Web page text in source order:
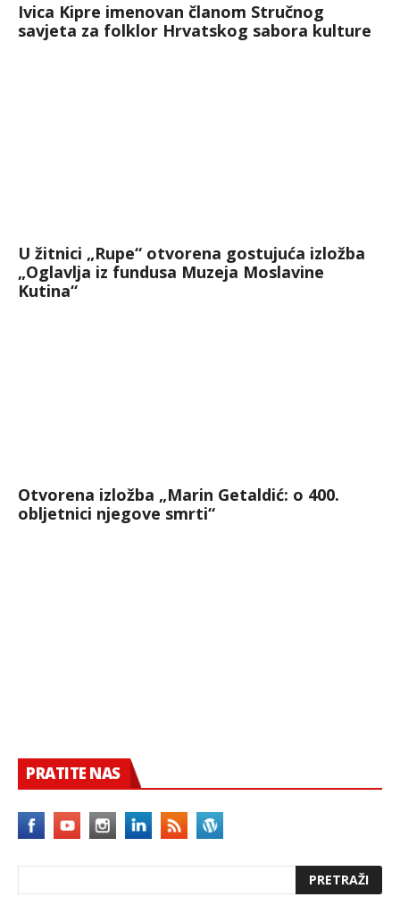
Ivica Kipre imenovan članom Stručnog
savjeta za folklor Hrvatskog sabora kulture
U žitnici „Rupe“ otvorena gostujuća izložba
„Oglavlja iz fundusa Muzeja Moslavine
Kutina“
Otvorena izložba „Marin Getaldić: o 400.
obljetnici njegove smrti“
PRATITE NAS